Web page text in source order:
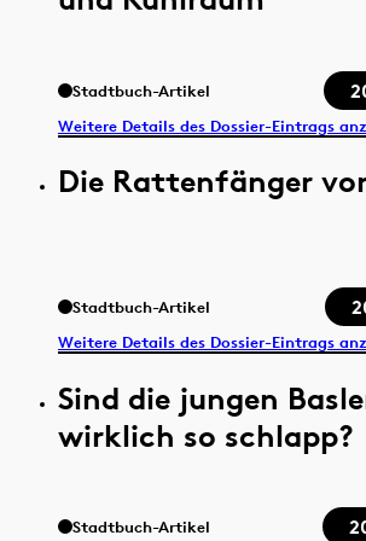
Stadtbuch-Artikel
Weitere Details des Dossier-Eintrags
Die Rattenfänger
Stadtbuch-Artikel
Weitere Details des Dossier-Eintrags
Sind die jungen
wirklich so schlapp?
Stadtbuch-Artikel